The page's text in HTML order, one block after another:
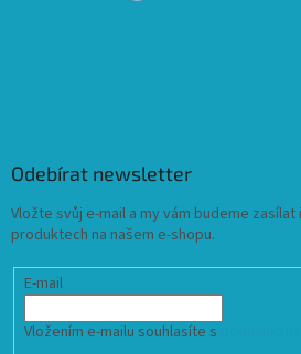
Odebírat newsletter
Vložte svůj e-mail a my vám budeme
produktech na našem e-shopu.
E-mail
Vložením e-mailu souhlasíte s